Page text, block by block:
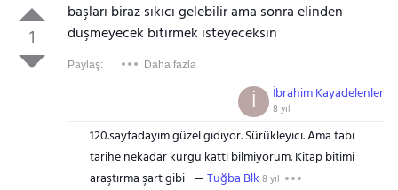
1
başları biraz sıkıcı gelebilir ama sonra elinden
düşmeyecek bitirmek isteyeceksin
Paylaş: Daha fazla
İbrahim Kayadelenler
8 yıl
İ
120.sayfadayım güzel gidiyor. Sürükleyici. Ama tabi
tarihe nekadar kurgu kattı bilmiyorum. Kitap bitimi
araştırma şart gibi
Tuğba Blk 8 yıl